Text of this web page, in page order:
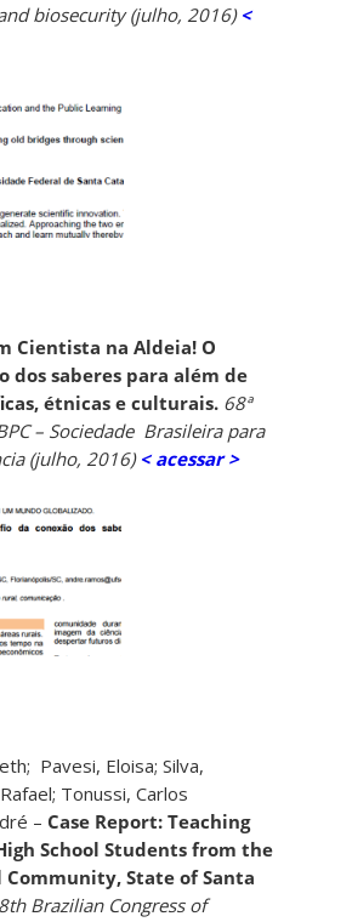
biosecurity (julho, 2016) <
Cientista na Aldeia! O
dos saberes para além de
étnicas e culturais. 68ª
– Sociedade Brasileira para
(julho, 2016) < acessar >
Pavesi, Eloisa; Silva,
Tonussi, Carlos
– Case Report: Teaching
School Students from the
Community, State of Santa
Brazilian Congress of